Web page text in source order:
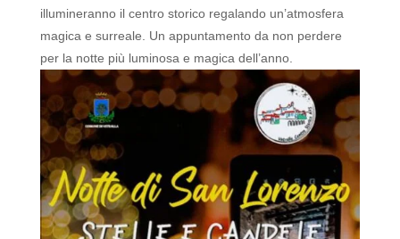
illumineranno il centro storico regalando un’atmosfera
magica e surreale.
Un appuntamento da non perdere
per la notte più luminosa e magica dell’anno.